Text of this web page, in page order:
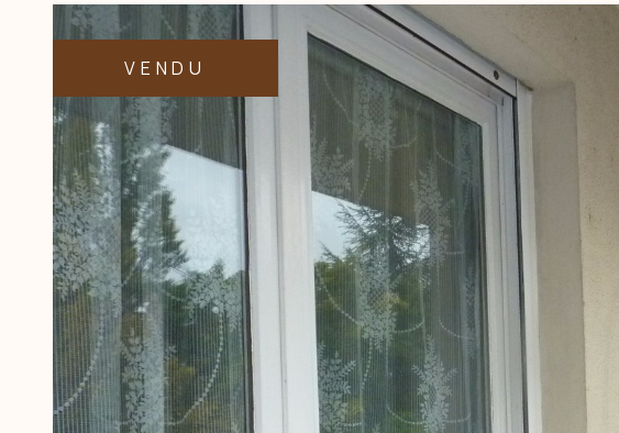
VENDU